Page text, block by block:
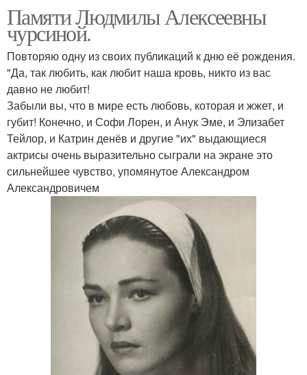
Памяти Людмилы Алексеевны
чурсиной.
Повторяю одну из своих публикаций к дню её рождения.
"Да, так любить, как любит наша кровь, никто из вас
давно не любит!
Забыли вы, что в мире есть любовь, которая и жжет, и
губит! Конечно, и Софи Лорен, и Анук Эме, и Элизабет
Тейлор, и Катрин денёв и другие "их" выдающиеся
актрисы очень выразительно сыграли на экране это
сильнейшее чувство, упомянутое Александром
Александровичем